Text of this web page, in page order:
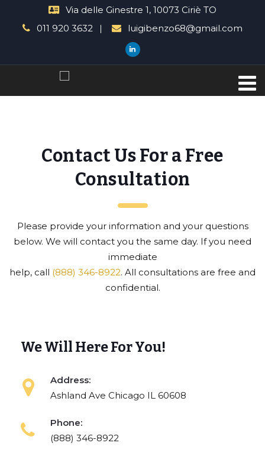
Via delle Ginestre 1, 10073 Ciriè TO
011 920 3632
luigibenzo68@gmail.com
Contact Us For a Free
Consultation
Please provide your information and your questions
below. We will contact you the same day. If you need
immediate
help, call (888) 346-8922. All consultations are free and
confidential.
We Will Here For You!
Address:
Ashland Ave Chicago IL 60608
Phone:
(888) 346-8922